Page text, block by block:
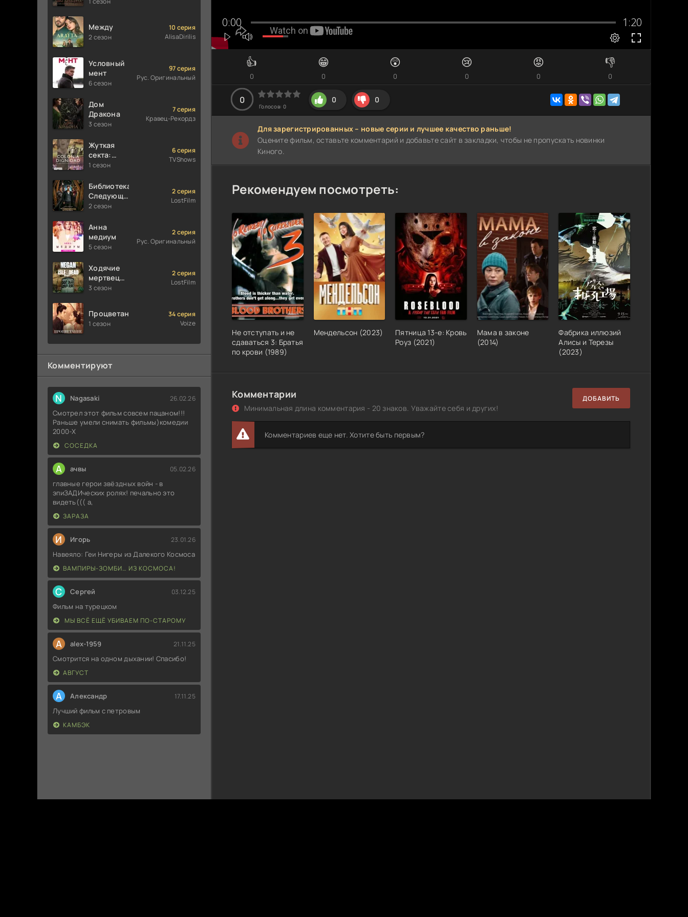
👍
0
😁
0
😲
0
😢
0
😡
0
👎
0
0
Голосов: 0
0 0
Для зарегистрированных – новые серии и лучшее качество раньше!
Оцените фильм, оставьте комментарий и добавьте сайт в закладки, чтобы не пропускать новинки
Киного.
Рекомендуем посмотреть:
Не отступать и не
сдаваться 3: Братья
по крови (1989)
Мендельсон (2023)
Пятница 13-е: Кровь
Роуз (2021)
Мама в законе
(2014)
Фабрика иллюзий
Алисы и Терезы
(2023)
Комментарии
Минимальная длина комментария - 20 знаков. Уважайте себя и других!
ДОБАВИТЬ
Комментариев еще нет. Хотите быть первым?
Между
2 сезон
10 серия
AlisaDirilis
Условный
мент
6 сезон
97 серия
Рус. Оригинальный
Дом
Дракона
3 сезон
7 серия
Кравец-Рекордз
Жуткая
секта:
Колония
1 сезон
6 серия
TVShows
Библиотекари:
Следующая
глава
2 сезон
2 серия
LostFilm
Анна
медиум
5 сезон
2 серия
Рус. Оригинальный
Ходячие
мертвецы:
Мертвый
3 сезон
2 серия
LostFilm
Процветание
1 сезон
34 серия
Voize
Комментируют
N Nagasaki 26.02.26
Смотрел этот фильм совсем пацаном!!!
Раньше умели снимать фильмы)комедии
2000-X
СОСЕДКА
А ачвы 05.02.26
главные герои звёздных войн - в
эпиЗАДИческих ролях! печально это
видеть((( а,
ЗАРАЗА
И Игорь 23.01.26
Навеяло: Геи Нигеры из Далекого Космоса
ВАМПИРЫ-ЗОМБИ… ИЗ КОСМОСА!
С Сергей 03.12.25
Фильм на турецком
МЫ ВСЁ ЕЩЁ УБИВАЕМ ПО-СТАРОМУ
A alex-1959 21.11.25
Смотрится на одном дыхании! Спасибо!
АВГУСТ
А Александр 17.11.25
Лучший фильм с петровым
КАМБЭК